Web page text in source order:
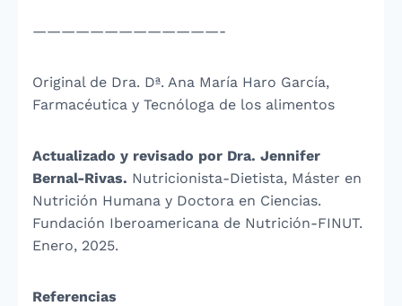
—————————————-
Original de Dra. Dª. Ana María Haro García,
Farmacéutica y Tecnóloga de los alimentos
Actualizado y revisado por Dra. Jennifer
Bernal-Rivas. Nutricionista-Dietista, Máster en
Nutrición Humana y Doctora en Ciencias.
Fundación Iberoamericana de Nutrición-FINUT.
Enero, 2025.
Referencias